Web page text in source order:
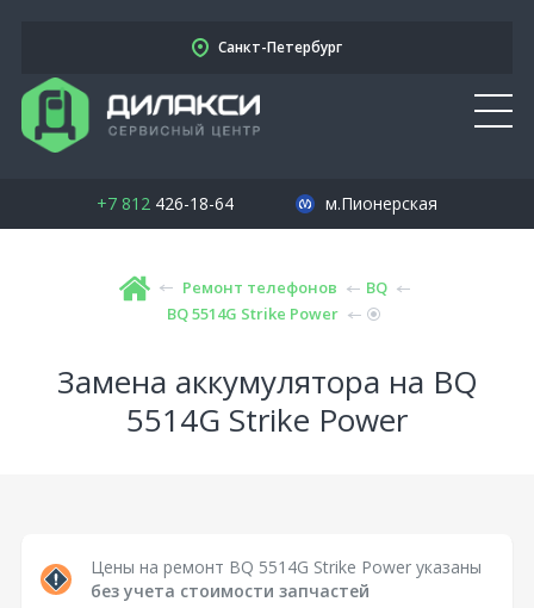
Санкт-Петербург
+7 812426-18-64 м.Пионерская
Ремонт телефонов
BQ
BQ 5514G Strike Power
Замена аккумулятора на BQ
5514G Strike Power
Цены на ремонт BQ 5514G Strike Power указаны
без учета стоимости запчастей